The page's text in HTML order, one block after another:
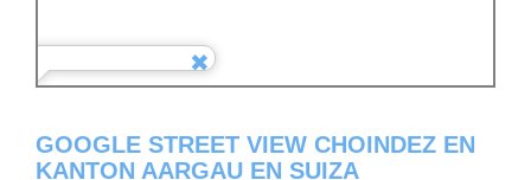
GOOGLE STREET VIEW CHOINDEZ EN
KANTON AARGAU EN SUIZA